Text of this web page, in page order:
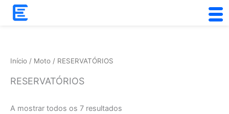
Skip
Início / Moto / RESERVATÓRIOS
RESERVATÓRIOS
A mostrar todos os 7 resultados